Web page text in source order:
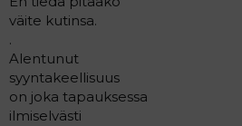
väite kutinsa.
.
Alentunut
syyntakeellisuus
on joka tapauksessa
ilmiselvästi